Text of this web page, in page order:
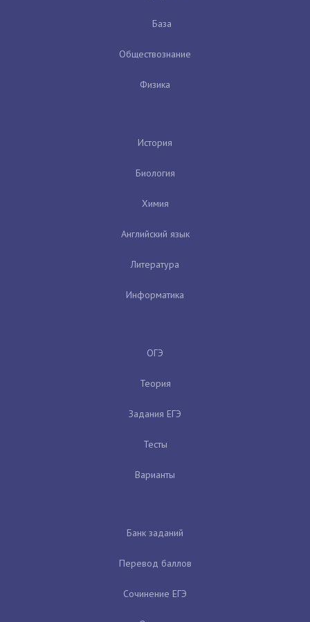
База
Обществознание
Физика
История
Биология
Химия
Английский язык
Литература
Информатика
ОГЭ
Теория
Задания ЕГЭ
Тесты
Варианты
Банк заданий
Перевод баллов
Сочинение ЕГЭ